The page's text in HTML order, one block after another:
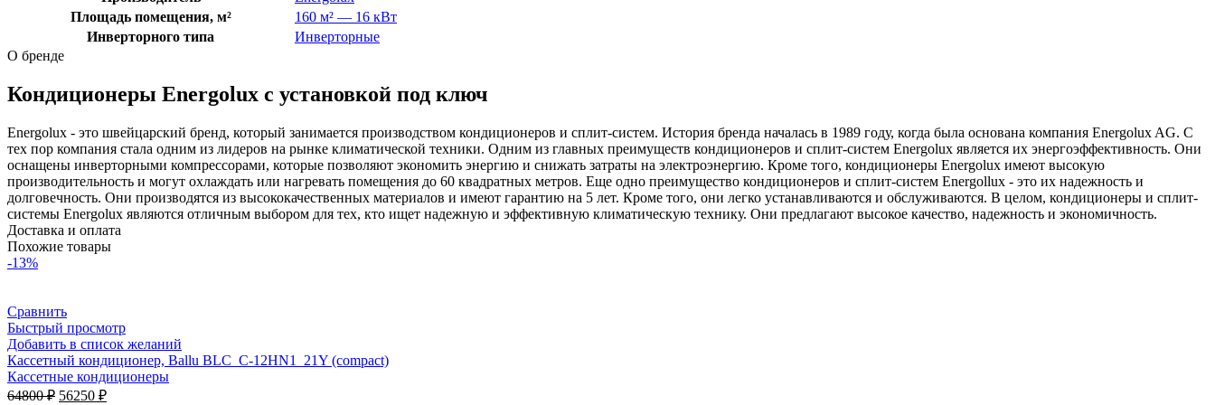
Площадь помещения, м²
160 м² — 16 кВт
Инверторного типа
Инверторные
О бренде
Кондиционеры Energolux с установкой под ключ
Energolux - это швейцарский бренд, который занимается производством кондиционеров и сплит-систем. История бренда началась в 1989 году, когда была основана компания Energolux AG. С
тех пор компания стала одним из лидеров на рынке климатической техники. Одним из главных преимуществ кондиционеров и сплит-систем Energolux является их энергоэффективность. Они
оснащены инверторными компрессорами, которые позволяют экономить энергию и снижать затраты на электроэнергию. Кроме того, кондиционеры Energolux имеют высокую
производительность и могут охлаждать или нагревать помещения до 60 квадратных метров. Еще одно преимущество кондиционеров и сплит-систем Energollux - это их надежность и
долговечность. Они производятся из высококачественных материалов и имеют гарантию на 5 лет. Кроме того, они легко устанавливаются и обслуживаются. В целом, кондиционеры и сплит-
системы Energolux являются отличным выбором для тех, кто ищет надежную и эффективную климатическую технику. Они предлагают высокое качество, надежность и экономичность.
Доставка и оплата
Похожие товары
-13%
Сравнить
Быстрый просмотр
Добавить в список желаний
Кассетный кондиционер, Ballu BLC_C-12HN1_21Y (compact)
Кассетные кондиционеры
64800₽ Первоначальная
56250 ₽Текущая